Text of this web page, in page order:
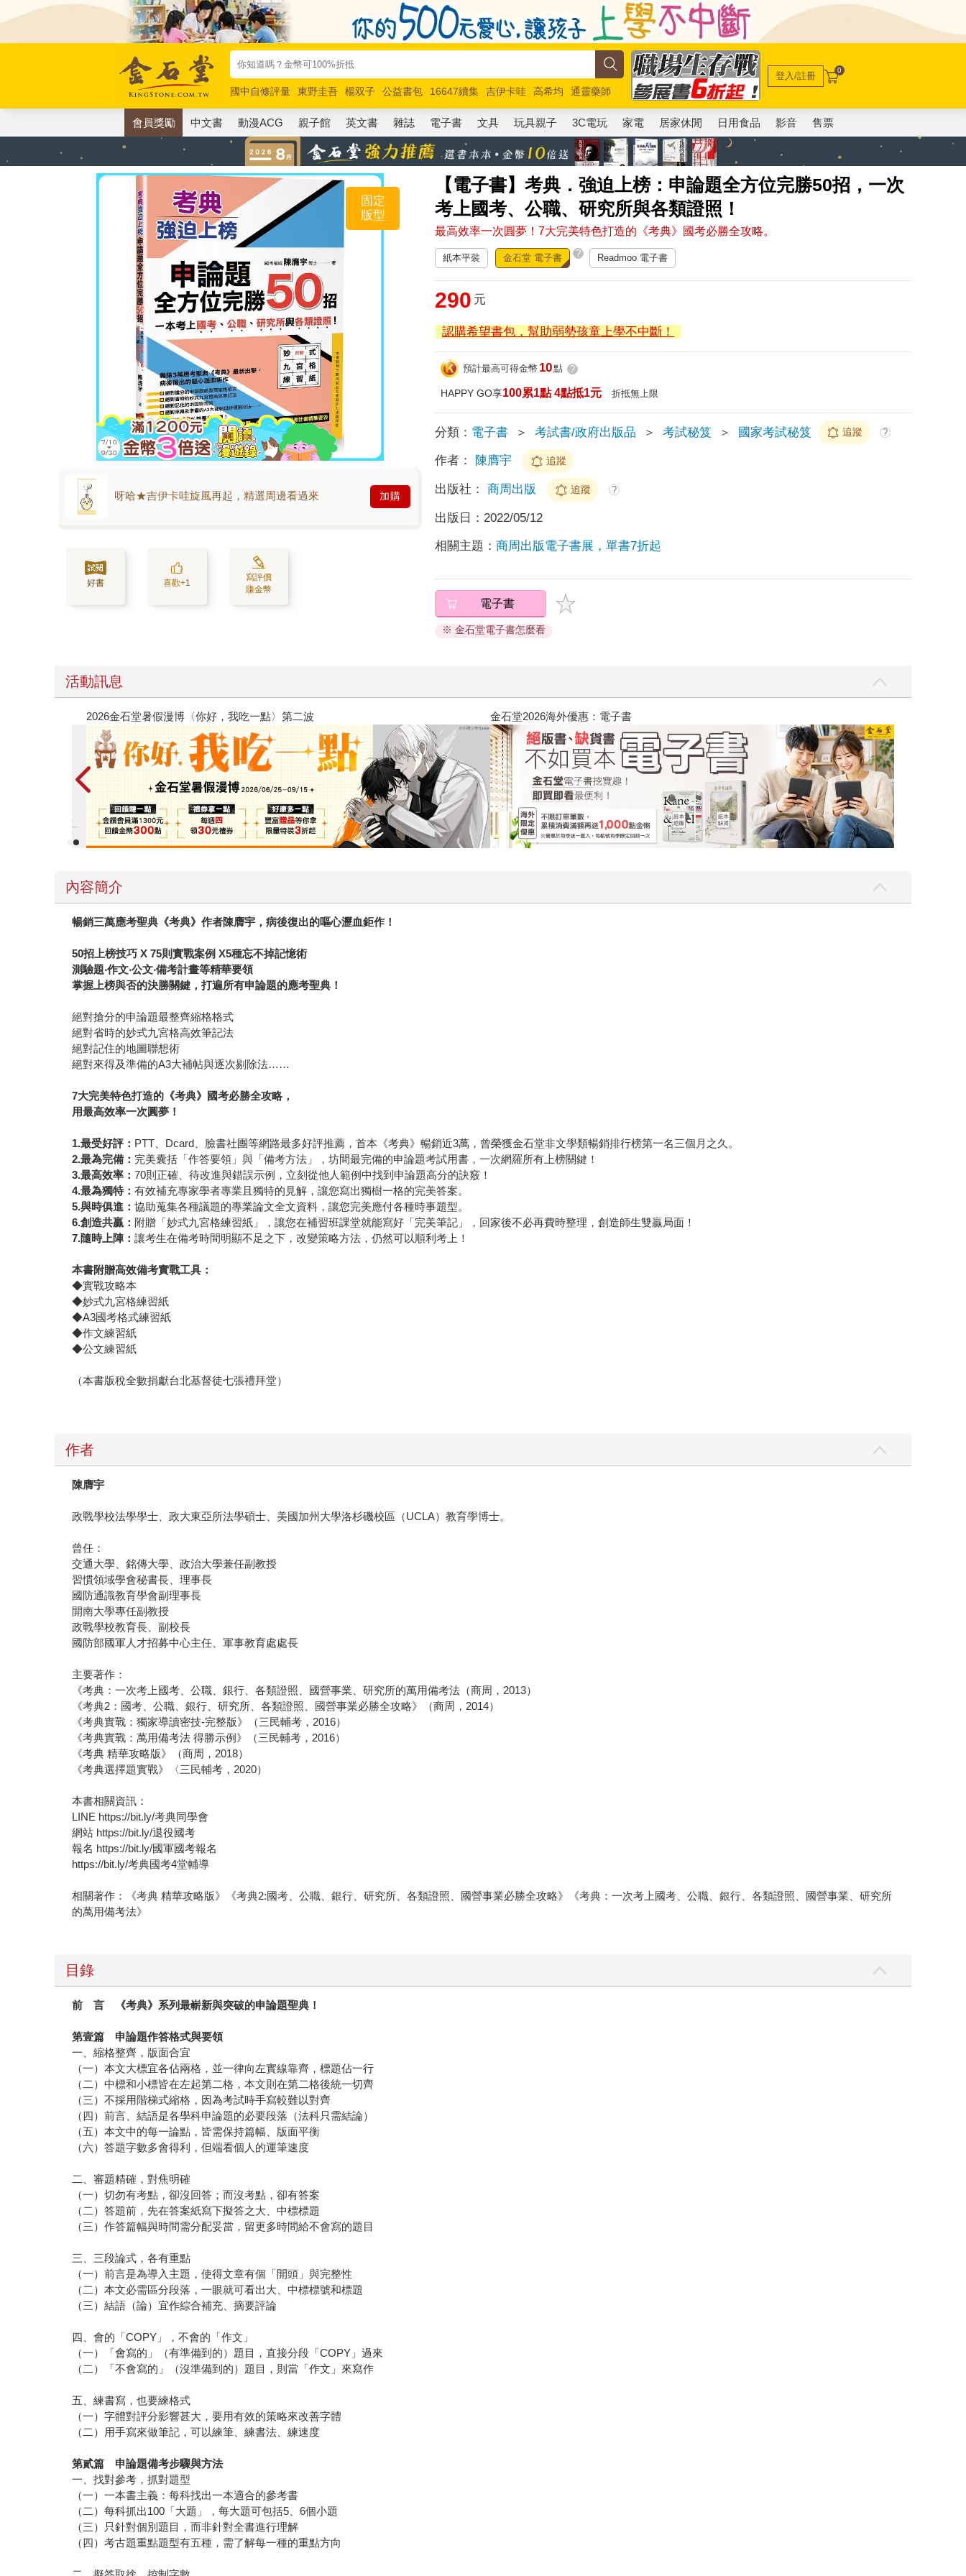
國中自修評量 東野圭吾 楊双子 公益書包 16647續集 吉伊卡哇 高希均
通靈藥師
唯紅花綻放
奧德賽 路邊攤新作 馬斯克 玩具總動員5 超慢跑
登入/註冊 0
會員獎勵 中文書 動漫ACG 親子館 英文書 雜誌 電子書 文具 玩具親子 3C電玩 家電 居家休閒 日用食品 影音 售票
【電子書】考典．強迫上榜：申論題全方位完勝50招，一次
考上國考、公職、研究所與各類證照！
最高效率一次圓夢！7大完美特色打造的《考典》國考必勝全攻略。
固定
版型
呀哈★吉伊卡哇旋風再起，精選周邊看過來 加購
好書 喜歡+1
寫評價
賺金幣
紙本平裝 金石堂 電子書 ? Readmoo 電子書
290 元
認購希望書包，幫助弱勢孩童上學不中斷！
預計最高可得金幣 10點 ?
HAPPY GO享100累1點 4點抵1元 折抵無上限
分類： 電子書 ＞ 考試書/政府出版品 ＞ 考試秘笈 ＞ 國家考試秘笈 追蹤 ?
作者： 陳膺宇 追蹤
出版社： 商周出版 追蹤 ?
出版日： 2022/05/12
相關主題：商周出版電子書展，單書7折起
電子書
※ 金石堂電子書怎麼看
活動訊息
春光ｘ奇幻基地｜全書系展 2026金石堂暑假漫博〈你好，我吃一點〉第二波
內容簡介
暢銷三萬應考聖典《考典》作者陳膺宇，病後復出的嘔心瀝血鉅作！
50招上榜技巧 X 75則實戰案例 X5種忘不掉記憶術
測驗題‧作文‧公文‧備考計畫等精華要領
掌握上榜與否的決勝關鍵，打遍所有申論題的應考聖典！
絕對搶分的申論題最整齊縮格格式
絕對省時的妙式九宮格高效筆記法
絕對記住的地圖聯想術
絕對來得及準備的A3大補帖與逐次剔除法……
7大完美特色打造的《考典》國考必勝全攻略，
用最高效率一次圓夢！
1.最受好評： PTT、Dcard、臉書社團等網路最多好評推薦，首本《考典》暢銷近3萬，曾榮獲金石堂非文學類暢銷排行榜第一名三個月之久。
2.最為完備： 完美囊括「作答要領」與「備考方法」，坊間最完備的申論題考試用書，一次網羅所有上榜關鍵！
3.最高效率：70則正確、待改進與錯誤示例，立刻從他人範例中找到申論題高分的訣竅！
4.最為獨特：有效補充專家學者專業且獨特的見解，讓您寫出獨樹一格的完美答案。
5.與時俱進：協助蒐集各種議題的專業論文全文資料，讓您完美應付各種時事題型。
6.創造共贏： 附贈「妙式九宮格練習紙」，讓您在補習班課堂就能寫好「完美筆記」，回家後不必再費時整理，創造師生雙贏局面！
7.隨時上陣：讓考生在備考時間明顯不足之下，改變策略方法，仍然可以順利考上！
本書附贈高效備考實戰工具：
◆實戰攻略本
◆妙式九宮格練習紙
◆A3國考格式練習紙
◆作文練習紙
◆公文練習紙
（本書版稅全數捐獻台北基督徒七張禮拜堂）
作者
陳膺宇
政戰學校法學學士、政大東亞所法學碩士、美國加州大學洛杉磯校區（UCLA）教育學博士。
曾任：
交通大學、銘傳大學、政治大學兼任副教授
習慣領域學會秘書長、理事長
國防通識教育學會副理事長
開南大學專任副教授
政戰學校教育長、副校長
國防部國軍人才招募中心主任、軍事教育處處長
主要著作：
《考典：一次考上國考、公職、銀行、各類證照、國營事業、研究所的萬用備考法（商周，2013）
《考典2：國考、公職、銀行、研究所、各類證照、國營事業必勝全攻略》（商周，2014）
《考典實戰：獨家導讀密技-完整版》（三民輔考，2016）
《考典實戰：萬用備考法 得勝示例》（三民輔考，2016）
《考典 精華攻略版》（商周，2018）
《考典選擇題實戰》〈三民輔考，2020）
本書相關資訊：
LINE https://bit.ly/考典同學會
網站 https://bit.ly/退役國考
報名 https://bit.ly/國軍國考報名
https://bit.ly/考典國考4堂輔導
相關著作：《考典 精華攻略版》《考典2:國考、公職、銀行、研究所、各類證照、國營事業必勝全攻略》《考典：一次考上國考、公職、銀行、各類證照、國營事業、研究所
的萬用備考法》
目錄
前 言 《考典》系列最嶄新與突破的申論題聖典！
第壹篇 申論題作答格式與要領
一、縮格整齊，版面合宜
（一）本文大標宜各佔兩格，並一律向左實線靠齊，標題佔一行
（二）中標和小標皆在左起第二格，本文則在第二格後統一切齊
（三）不採用階梯式縮格，因為考試時手寫較難以對齊
（四）前言、結語是各學科申論題的必要段落（法科只需結論）
（五）本文中的每一論點，皆需保持篇幅、版面平衡
（六）答題字數多會得利，但端看個人的運筆速度
二、審題精確，對焦明確
（一）切勿有考點，卻沒回答；而沒考點，卻有答案
（二）答題前，先在答案紙寫下擬答之大、中標標題
（三）作答篇幅與時間需分配妥當，留更多時間給不會寫的題目
三、三段論式，各有重點
（一）前言是為導入主題，使得文章有個「開頭」與完整性
（二）本文必需區分段落，一眼就可看出大、中標標號和標題
（三）結語（論）宜作綜合補充、摘要評論
四、會的「COPY」，不會的「作文」
（一）「會寫的」（有準備到的）題目，直接分段「COPY」過來
（二）「不會寫的」（沒準備到的）題目，則當「作文」來寫作
五、練書寫，也要練格式
（一）字體對評分影響甚大，要用有效的策略來改善字體
（二）用手寫來做筆記，可以練筆、練書法、練速度
第貳篇 申論題備考步驟與方法
一、找對參考，抓對題型
（一）一本書主義：每科找出一本適合的參考書
（二）每科抓出100「大題」，每大題可包括5、6個小題
（三）只針對個別題目，而非針對全書進行理解
（四）考古題重點題型有五種，需了解每一種的重點方向